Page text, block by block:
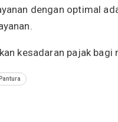
dengan optimal
kesadaran pajak bagi
Pantura